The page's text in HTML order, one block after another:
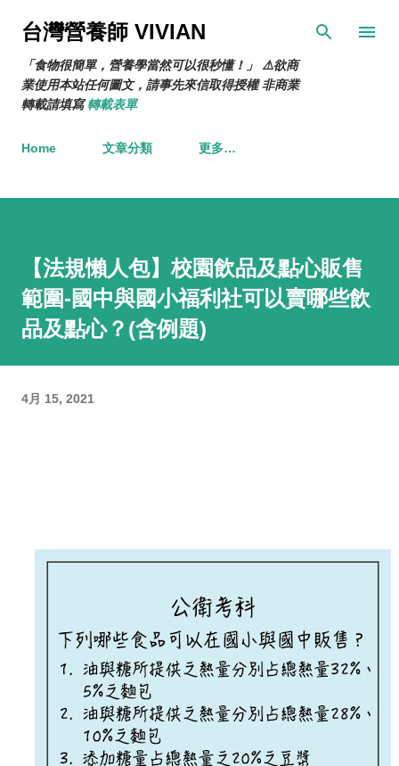
跳到主要內容
台灣營養師 VIVIAN
「食物很簡單，營養學當然可以很秒懂！」 ⚠️欲商
業使用本站任何圖文，請事先來信取得授權 非商業
轉載請填寫轉載表單
Home 文章分類 更多…
【法規懶人包】校園飲品及點心販售
範圍-國中與國小福利社可以賣哪些飲
品及點心？(含例題)
4月 15, 2021